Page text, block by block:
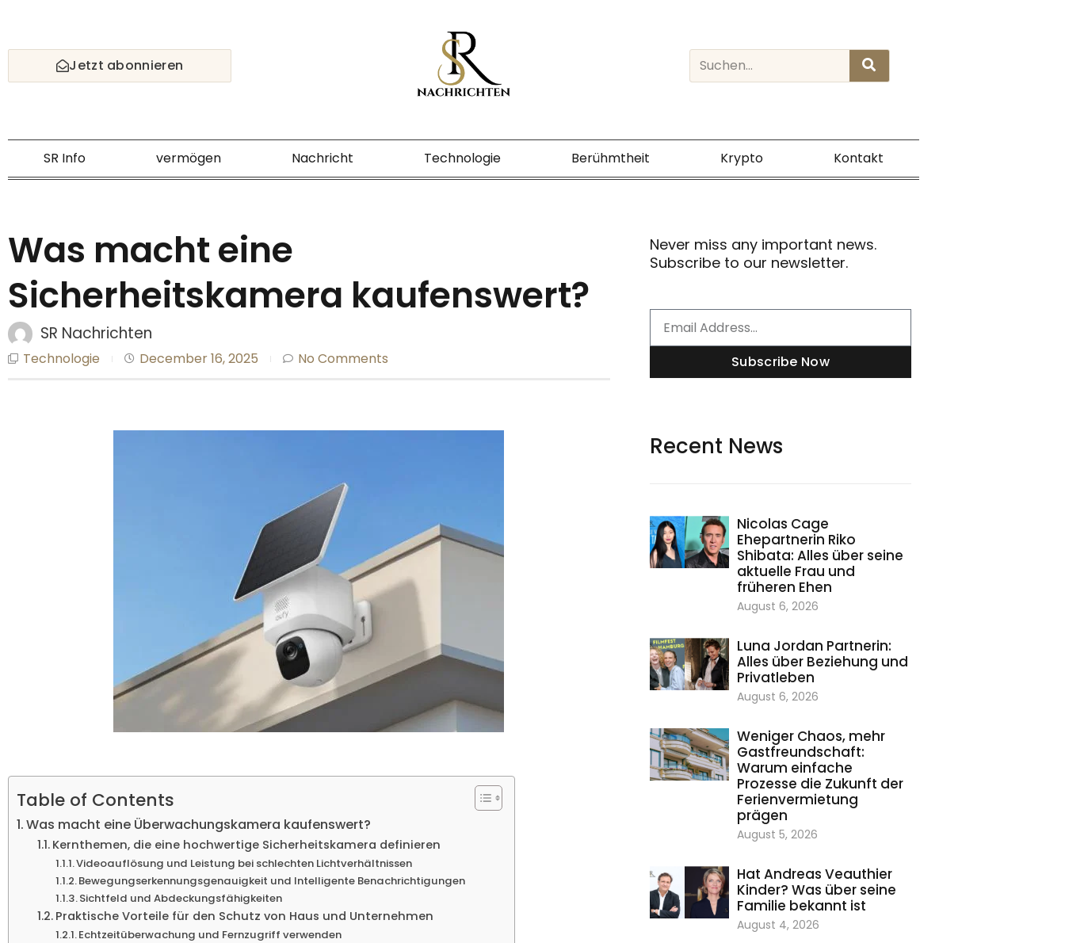
content
Jetzt abonnieren
Search
SR Info vermögen Nachricht Technologie Berühmtheit Krypto Kontakt
Was macht eine
Sicherheitskamera kaufenswert?
SR Nachrichten
Technologie December 16, 2025 No Comments
Table of Contents
Was macht eine Überwachungskamera kaufenswert?
Kernthemen, die eine hochwertige Sicherheitskamera definieren
Videoauflösung und Leistung bei schlechten Lichtverhältnissen
Bewegungserkennungsgenauigkeit und Intelligente Benachrichtigungen
Sichtfeld und Abdeckungsfähigkeiten
Praktische Vorteile für den Schutz von Haus und Unternehmen
Echtzeitüberwachung und Fernzugriff verwenden
Never miss any important news.
Subscribe to our newsletter.
Subscribe Now
Recent News
Nicolas Cage
Ehepartnerin Riko
Shibata: Alles über seine
aktuelle Frau und
früheren Ehen
August 6, 2026
Luna Jordan Partnerin:
Alles über Beziehung und
Privatleben
August 6, 2026
Weniger Chaos, mehr
Gastfreundschaft:
Warum einfache
Prozesse die Zukunft der
Ferienvermietung
prägen
August 5, 2026
Hat Andreas Veauthier
Kinder? Was über seine
Familie bekannt ist
August 4, 2026